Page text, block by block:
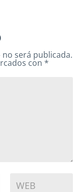
será publicada.
con*